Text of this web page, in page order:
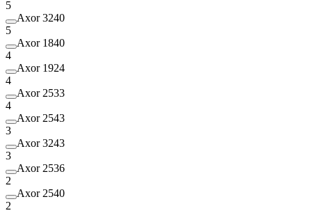
5
Axor 3240
5
Axor 1840
4
Axor 1924
4
Axor 2533
4
Axor 2543
3
Axor 3243
3
Axor 2536
2
Axor 2540
2